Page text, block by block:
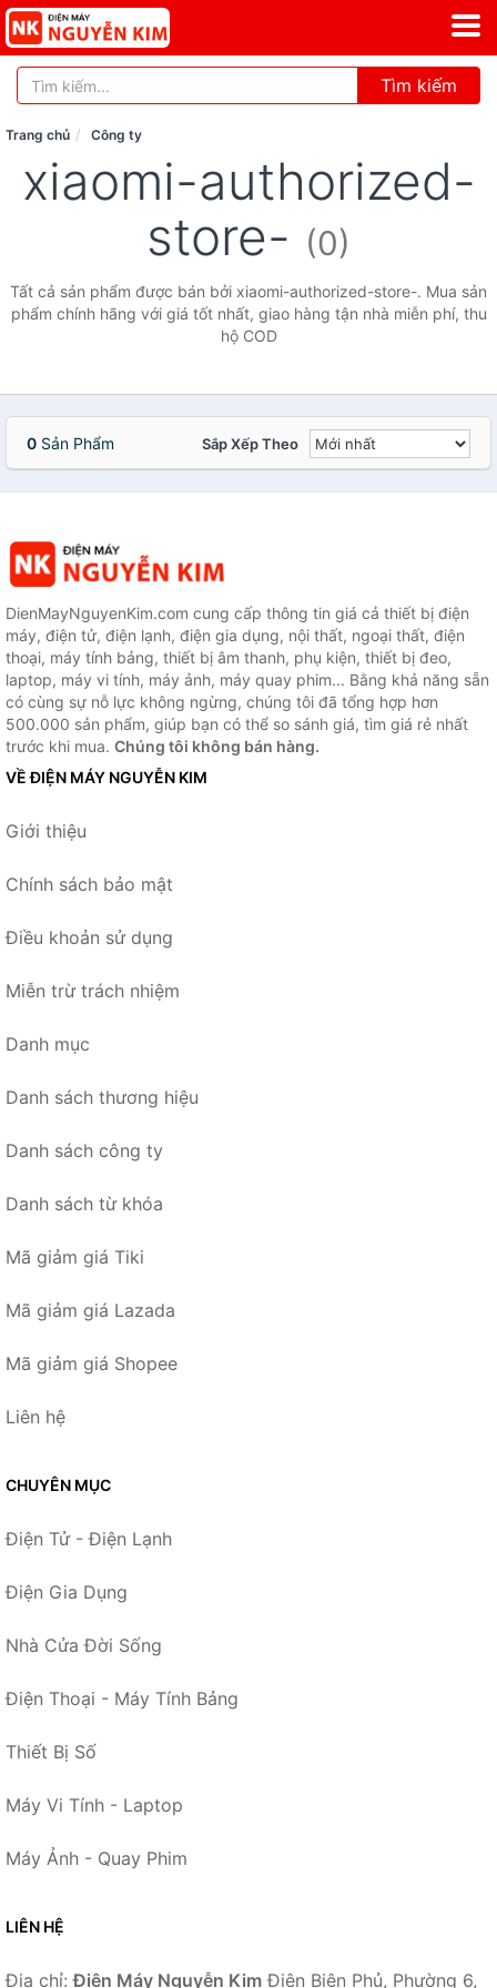
Tìm kiếm
Trang chủ Công ty
xiaomi-authorized-
store- (0)
Tất cả sản phẩm được bán bởi xiaomi-authorized-store-. Mua sản
phẩm chính hãng với giá tốt nhất, giao hàng tận nhà miễn phí, thu
hộ COD
0 Sản Phẩm Sắp Xếp Theo
DienMayNguyenKim.com cung cấp thông tin giá cả thiết bị điện
máy, điện tử, điện lạnh, điện gia dụng, nội thất, ngoại thất, điện
thoại, máy tính bảng, thiết bị âm thanh, phụ kiện, thiết bị đeo,
laptop, máy vi tính, máy ảnh, máy quay phim... Bằng khả năng sẵn
có cùng sự nỗ lực không ngừng, chúng tôi đã tổng hợp hơn
500.000 sản phẩm, giúp bạn có thể so sánh giá, tìm giá rẻ nhất
trước khi mua. Chúng tôi không bán hàng.
VỀ ĐIỆN MÁY NGUYỄN KIM
Giới thiệu
Chính sách bảo mật
Điều khoản sử dụng
Miễn trừ trách nhiệm
Danh mục
Danh sách thương hiệu
Danh sách công ty
Danh sách từ khóa
Mã giảm giá Tiki
Mã giảm giá Lazada
Mã giảm giá Shopee
Liên hệ
CHUYÊN MỤC
Điện Tử - Điện Lạnh
Điện Gia Dụng
Nhà Cửa Đời Sống
Điện Thoại - Máy Tính Bảng
Thiết Bị Số
Máy Vi Tính - Laptop
Máy Ảnh - Quay Phim
LIÊN HỆ
Địa chỉ:Điện Máy Nguyễn Kim Điện Biên Phủ, Phường 6,